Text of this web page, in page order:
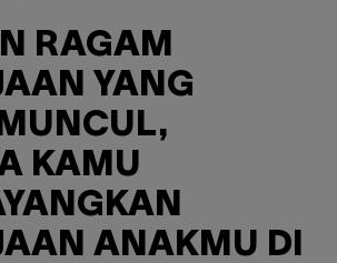
RAGAM
YANG
KAMU
ANAKMU DI